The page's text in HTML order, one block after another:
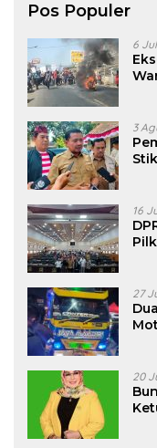
Pos Populer
6
3
16
27
20